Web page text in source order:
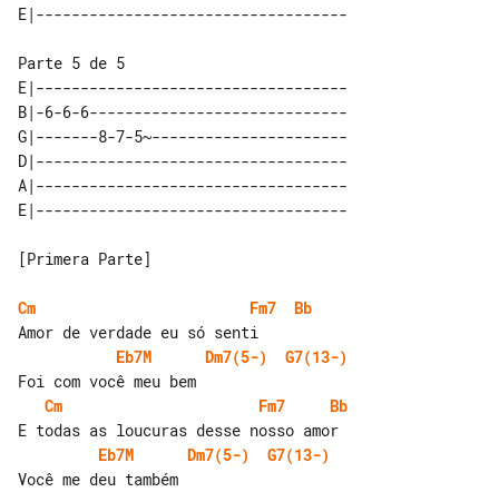
Parte 5 de 5
E|-----------------------------------
B|-6-6-6-----------------------------
G|-------8-7-5~----------------------
D|-----------------------------------
A|-----------------------------------
[Primera Parte]
Cm Fm7
Bb
Eb7M
Dm7(5-)
G7(13-)
Cm
Fm7
Bb
Eb7M
Dm7(5-)
G7(13-)
Você me deu também